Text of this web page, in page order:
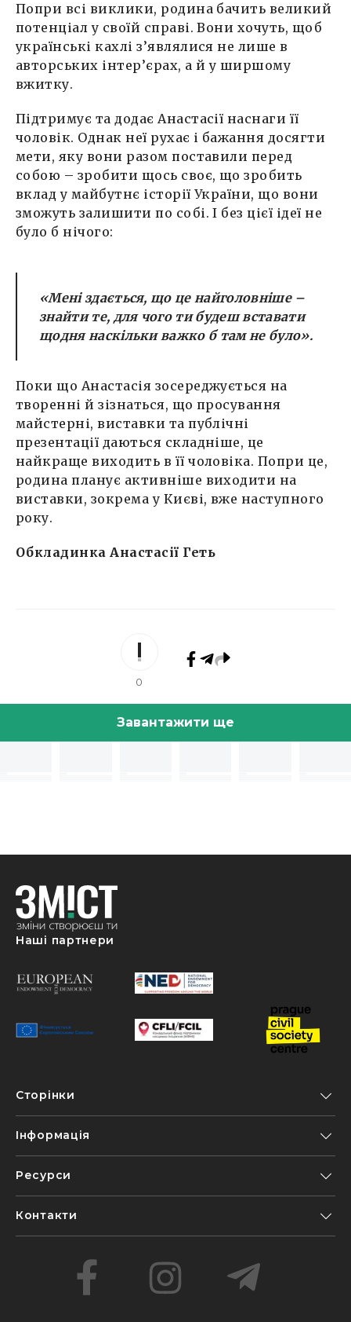
Попри всі виклики, родина бачить великий
потенціал у своїй справі. Вони хочуть, щоб
українські кахлі з’являлися не лише в
авторських інтер’єрах, а й у ширшому
вжитку.
Підтримує та додає Анастасії наснаги її
чоловік. Однак неї рухає і бажання досягти
мети, яку вони разом поставили перед
собою – зробити щось своє, що зробить
вклад у майбутнє історії України, що вони
зможуть залишити по собі. І без цієї ідеї не
було б нічого:
«Мені здається, що це найголовніше –
знайти те, для чого ти будеш вставати
щодня наскільки важко б там не було».
Поки що Анастасія зосереджується на
творенні й зізнаться, що просування
майстерні, виставки та публічні
презентації даються складніше, це
найкраще виходить в її чоловіка. Попри це,
родина планує активніше виходити на
виставки, зокрема у Києві, вже наступного
року.
Обкладинка Анастасії Геть
0
Завантажити ще
Наші партнери
Сторінки
Інформація
Ресурси
Контакти